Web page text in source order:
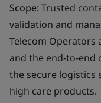
Scope:Trusted
validation and
Telecom Operators
and the end-to-end
the secure logistics
high care products.